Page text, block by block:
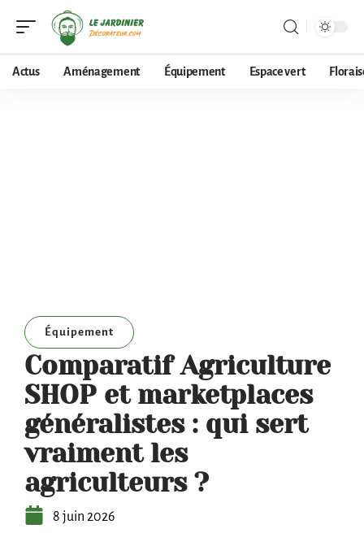
Actus Aménagement Équipement Espace vert
Équipement
Comparatif Agriculture
SHOP et marketplaces
généralistes : qui sert
vraiment les
agriculteurs ?
8 juin 2026